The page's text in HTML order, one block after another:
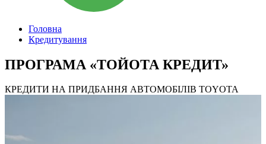
Головна
Кредитування
ПРОГРАМА «ТОЙОТА КРЕДИТ»
КРЕДИТИ НА ПРИДБАННЯ АВТОМОБІЛІВ TOYOTA